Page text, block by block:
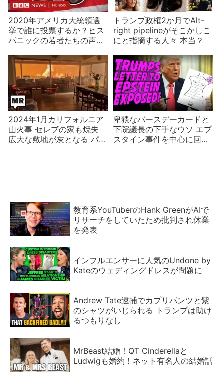
2020年アメリカ大統領選
挙で誰に投票するか？ヒス
パニックの若者たちの声を
トランプ政権2か月でAlt-
right pipelineがそこかしこ
にと指摘する人々 本当？
2024年1月カリフォルニア
山火事 セレブの家も焼失
広大な敷地が灰となる パリ
卑猥なバースデーカードと
下院議長の下手なウソ エプ
スタイン事件を中心に回る
教育系YouTuberのHank GreenがAIで
リサーチをしていたため批判され休業
を発表
インフルエンサーに人気のUndone by
Kateのウェディングドレスが問題に
Andrew Tate逮捕でカプリパンツと紫
のシャツがいじられる トランプは助け
るつもりなし
MrBeast結婚！QT Cinderellaと
Ludwigも婚約！ネット有名人の結婚話